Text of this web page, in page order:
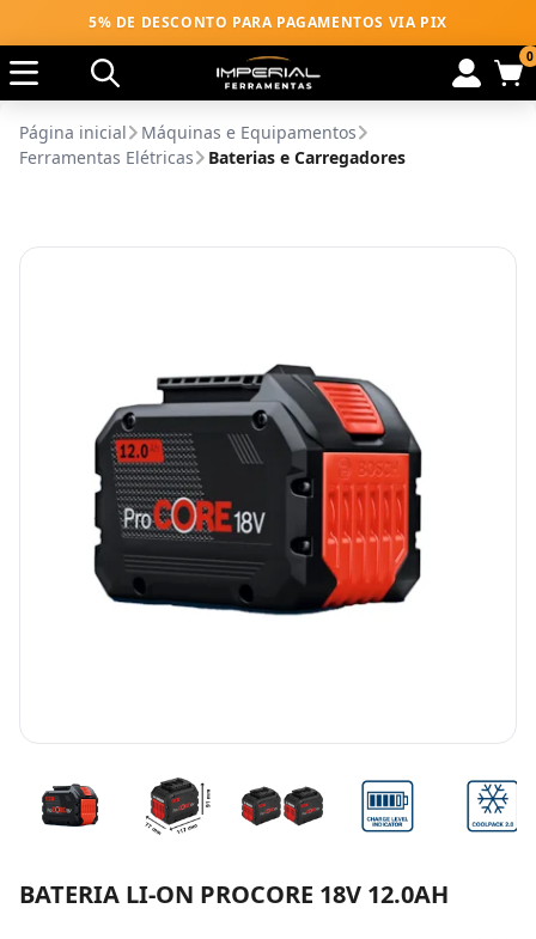
5% DE DESCONTO PARA PAGAMENTOS VIA PIX
0
Página inicial
Máquinas e Equipamentos
Ferramentas Elétricas
Baterias e Carregadores
BATERIA LI-ON PROCORE 18V 12.0AH